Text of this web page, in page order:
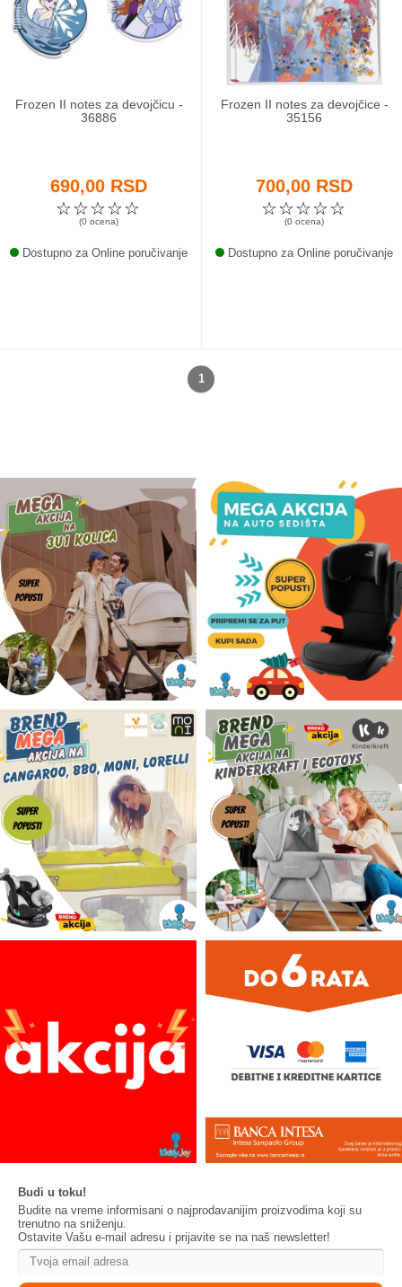
Odeća i obuća
AKCIJA
Call Centar
011 438 1 000
Frozen II notes za devojčicu -
36886
690,00 RSD
☆
☆
☆
☆
☆
(0 ocena)
Dostupno za Online poručivanje
Frozen II notes za devojčice -
35156
700,00 RSD
☆
☆
☆
☆
☆
(0 ocena)
Dostupno za Online poručivanje
1
Budi u toku!
Budite na vreme informisani o najprodavanijim proizvodima koji su
trenutno na sniženju.
Ostavite Vašu e-mail adresu i prijavite se na naš newsletter!